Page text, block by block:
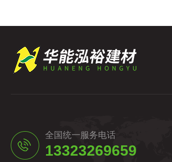
全国统一服务电话
13323269659